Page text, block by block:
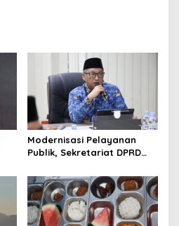
Modernisasi Pelayanan
Publik, Sekretariat DPRD
Luncurkan Aplikasi SIPAKDE